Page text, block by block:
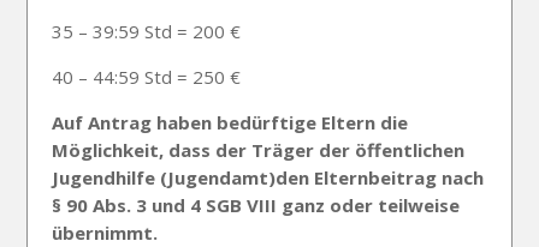
35 – 39:59 Std = 200 €
40 – 44:59 Std = 250 €
Auf Antrag haben bedürftige Eltern die
Möglichkeit, dass der Träger der öffentlichen
Jugendhilfe (Jugendamt)den Elternbeitrag nach
§ 90 Abs. 3 und 4 SGB VIII ganz oder teilweise
übernimmt.